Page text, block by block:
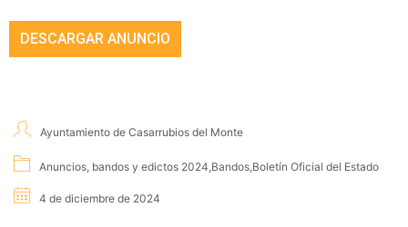
DESCARGAR ANUNCIO
Ayuntamiento de Casarrubios del Monte
Anuncios, bandos y edictos 2024,Bandos,Boletín Oficial del Estado
4 de diciembre de 2024